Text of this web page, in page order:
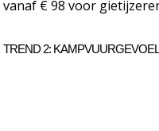
vanaf € 98 voor
TREND 2: